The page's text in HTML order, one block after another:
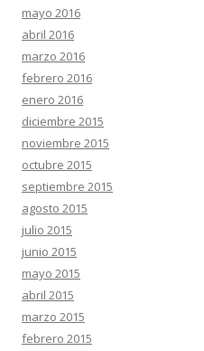
mayo 2016
abril 2016
marzo 2016
febrero 2016
enero 2016
diciembre 2015
noviembre 2015
octubre 2015
septiembre 2015
agosto 2015
julio 2015
junio 2015
mayo 2015
abril 2015
marzo 2015
febrero 2015